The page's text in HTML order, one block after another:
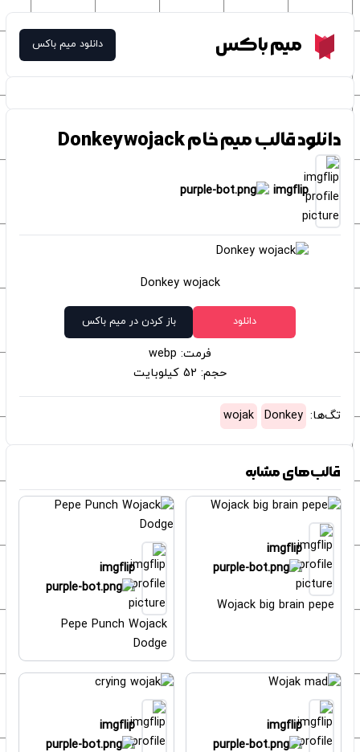
Meme Boxمیم باکس دانلود میم باکس
دانلود قالب میم خام Donkey wojack
imgflip
Donkey wojack
دانلود باز کردن در میم باکس
فرمت: webp
حجم: 52 کیلوبایت
تگ‌ها: Donkey
wojak
قالب‌های مشابه
imgflip
Wojack big brain pepe
imgflip
Pepe Punch Wojack
Dodge
imgflip
imgflip